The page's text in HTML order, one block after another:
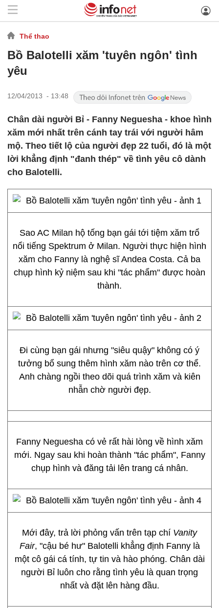
Thể thao
Bồ Balotelli xăm 'tuyên ngôn' tình
yêu
12/04/2013 - 13:48
Chân dài người Bỉ - Fanny Neguesha - khoe hình
xăm mới nhất trên cánh tay trái với người hâm
mộ. Theo tiết lộ của người đẹp 22 tuổi, đó là một
lời khẳng định "đanh thép" về tình yêu cô dành
cho Balotelli.
Sao AC Milan hộ tống bạn gái tới tiệm xăm trổ
nổi tiếng Spektrum ở Milan. Người thực hiện hình
xăm cho Fanny là nghệ sĩ Andea Costa. Cả ba
chụp hình kỷ niệm sau khi "tác phẩm" được hoàn
thành.
Đi cùng bạn gái nhưng "siêu quậy" không có ý
tưởng bổ sung thêm hình xăm nào trên cơ thể.
Anh chàng ngồi theo dõi quá trình xăm và kiên
nhẫn chờ người đẹp.
Fanny Neguesha có vẻ rất hài lòng về hình xăm
mới. Ngay sau khi hoàn thành "tác phẩm", Fanny
chụp hình và đăng tải lên trang cá nhân.
Mới đây, trả lời phỏng vấn trên tạp chí Vanity
Fair, "cậu bé hư" Balotelli khẳng định Fanny là
một cô gái cá tính, tự tin và hào phóng. Chân dài
người Bỉ luôn cho rằng tình yêu là quan trọng
nhất và đặt lên hàng đầu.